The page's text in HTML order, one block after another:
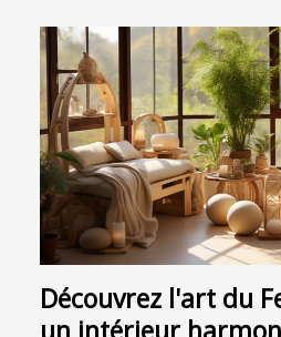
Découvrez l'art du